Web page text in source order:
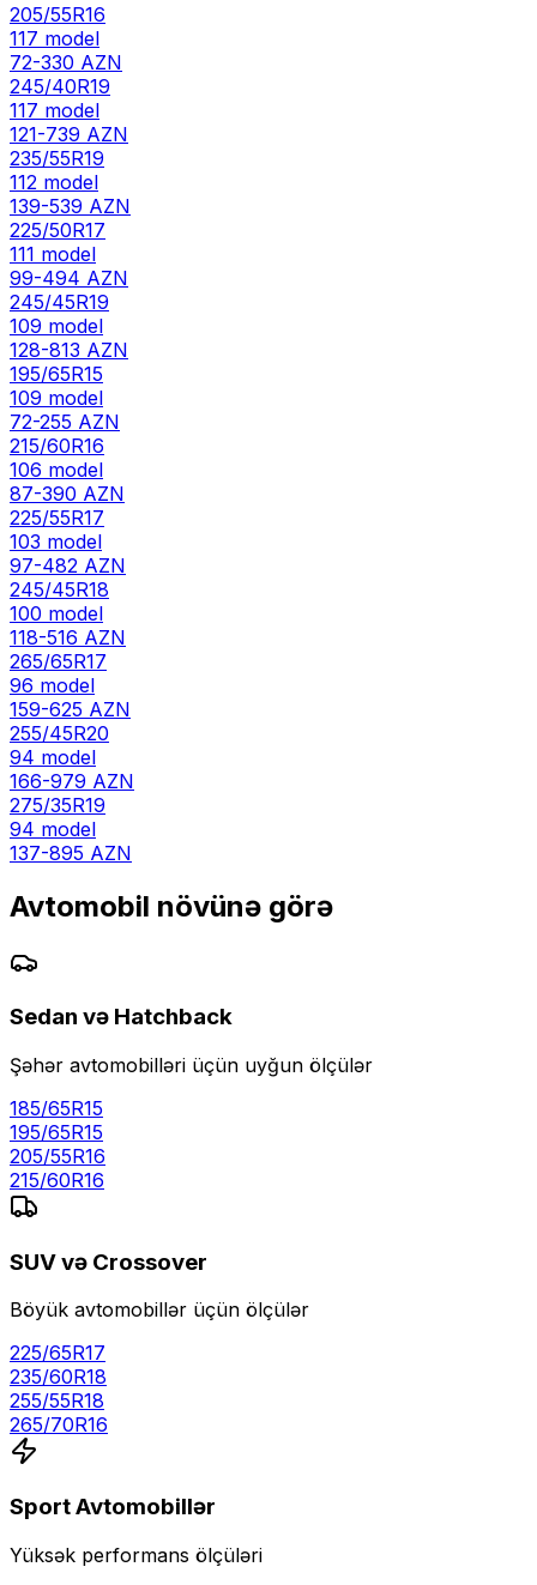
205/55R16
117 model
72-330 AZN
245/40R19
117 model
121-739 AZN
235/55R19
112 model
139-539 AZN
225/50R17
111 model
99-494 AZN
245/45R19
109 model
128-813 AZN
195/65R15
109 model
72-255 AZN
215/60R16
106 model
87-390 AZN
225/55R17
103 model
97-482 AZN
245/45R18
100 model
118-516 AZN
265/65R17
96 model
159-625 AZN
255/45R20
94 model
166-979 AZN
275/35R19
94 model
137-895 AZN
Avtomobil növünə görə
Sedan və Hatchback
Şəhər avtomobilləri üçün uyğun ölçülər
185/65R15
195/65R15
205/55R16
215/60R16
SUV və Crossover
Böyük avtomobillər üçün ölçülər
225/65R17
235/60R18
255/55R18
265/70R16
Sport Avtomobillər
Yüksək performans ölçüləri